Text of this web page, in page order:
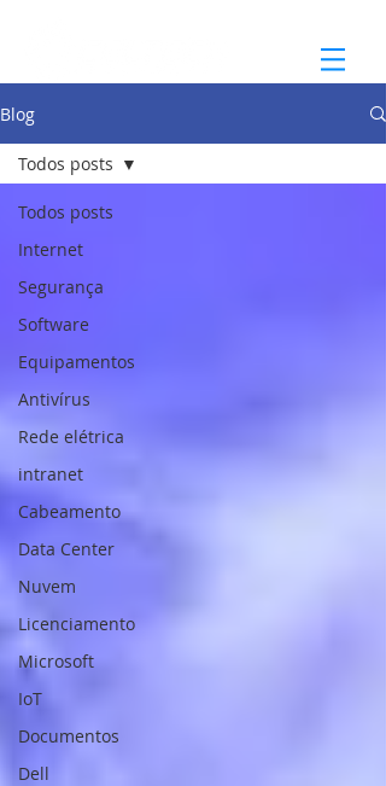
Blog
Todos posts
Internet
Segurança
Software
Equipamentos
Antivírus
Rede elétrica
intranet
Cabeamento
Data Center
Nuvem
Licenciamento
Microsoft
IoT
Documentos
Dell
Todos posts